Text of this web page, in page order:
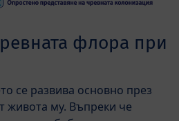
флора при
се развива основно през
живота му. Въпреки че